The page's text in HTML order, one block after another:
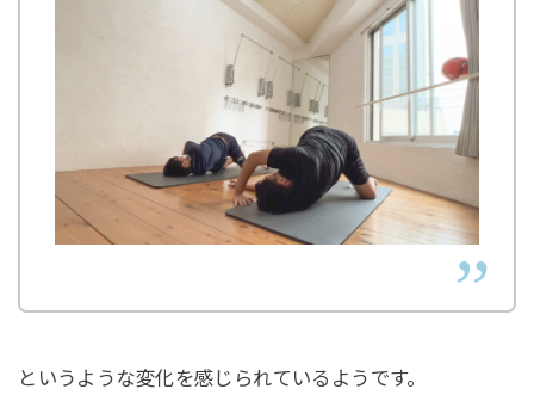
⁡というような変化を感じられているようです。